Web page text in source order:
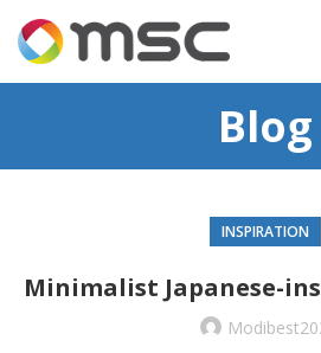
Blog
INSPIRATION
Minimalist Japanese-